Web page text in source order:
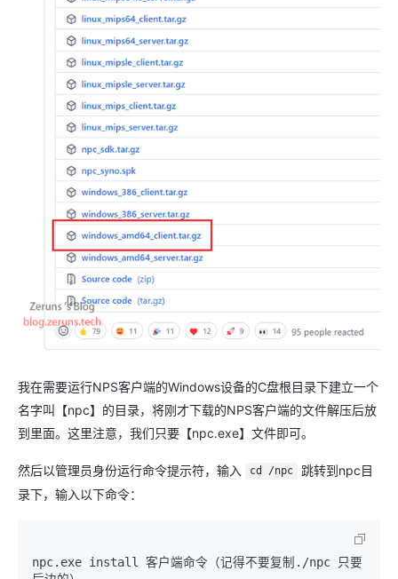
我在需要运行NPS客户端的Windows设备的C盘根目录下建立一个
名字叫【npc】的目录，将刚才下载的NPS客户端的文件解压后放
到里面。这里注意，我们只要【npc.exe】文件即可。
然后以管理员身份运行命令提示符，输入 cd /npc
跳转到npc目
录下，输入以下命令：
npc.exe install 客户端命令（记得不要复制./npc 只要